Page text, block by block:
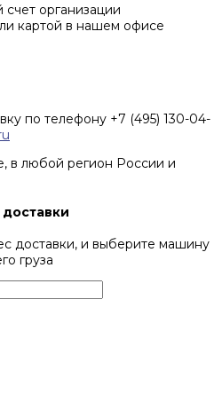
организации
картой в нашем офисе
по телефону +7 (495) 130-04-
в любой регион России и
доставки, и выберите машину
груза